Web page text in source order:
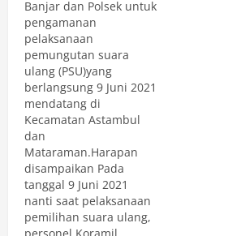
Banjar dan Polsek untuk
pengamanan
pelaksanaan
pemungutan suara
ulang (PSU)yang
berlangsung 9 Juni 2021
mendatang di
Kecamatan Astambul
dan
Mataraman.Harapan
disampaikan Pada
tanggal 9 Juni 2021
nanti saat pelaksanaan
pemilihan suara ulang,